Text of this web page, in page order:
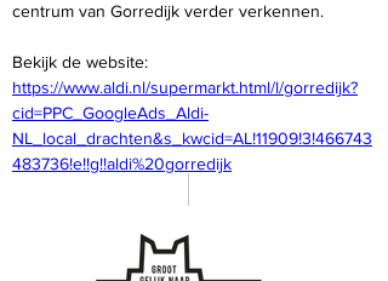
centrum van Gorredijk verder verkennen.
Bekijk de website:
https://www.aldi.nl/supermarkt.html/l/gorredijk?
cid=PPC_GoogleAds_Aldi-
NL_local_drachten&s_kwcid=AL!11909!3!466743
483736!e!!g!!aldi%20gorredijk